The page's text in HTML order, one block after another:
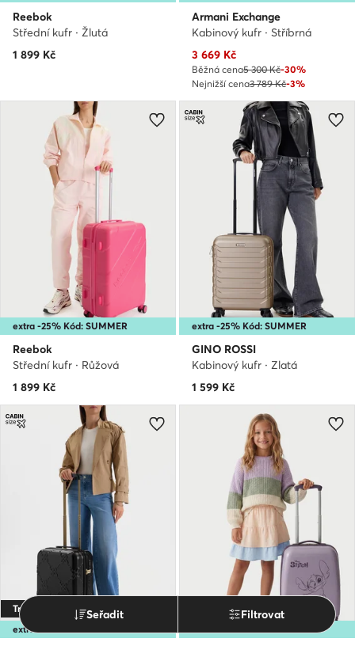
Reebok
Střední kufr · Žlutá
1 899 Kč
Armani Exchange
Kabinový kufr · Stříbrná
Aktuální cena
3 669 Kč
Běžná cena5 300 Kč-30%
Nejnižší cena3 789 Kč-3%
extra -25% Kód: SUMMER
Reebok
Střední kufr · Růžová
1 899 Kč
extra -25% Kód: SUMMER
GINO ROSSI
Kabinový kufr · Zlatá
1 599 Kč
extra -25% Kód: SUMMER
Trending Seřadit Filtrovat